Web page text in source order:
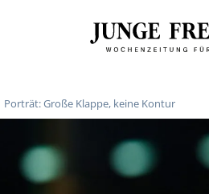
Porträt: Große Klappe, keine Kontur